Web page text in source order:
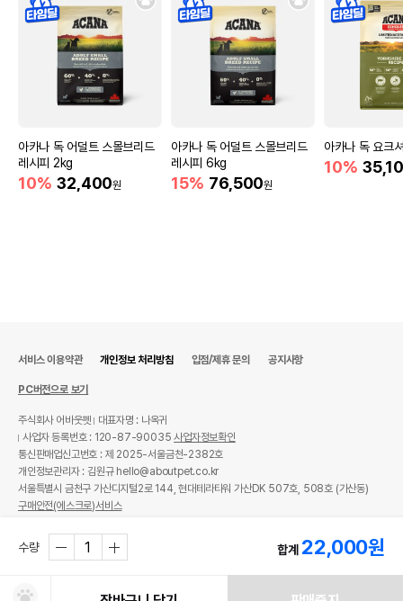
아카나 독 어덜트 스몰브리드
레시피 2kg
10% 32,400원
아카나 독 어덜트 스몰브리드
레시피 6kg
15% 76,500원
아카나 독 요크
10%
수량 합계 22,000원
서비스 이용약관 개인정보 처리방침 입점/제휴 문의 공지사항
PC버전으로 보기
주식회사 어바웃펫
대표자명 : 나옥귀
사업자 등록번호 : 120-87-90035사업자정보확인
통신판매업신고번호 : 제 2025-서울금천-2382호
개인정보관리자 : 김원규 hello@aboutpet.co.kr
서울특별시 금천구 가산디지털2로 144, 현대테라타워 가산DK 507호, 508호 (가산동)
구매안전(에스크로)서비스